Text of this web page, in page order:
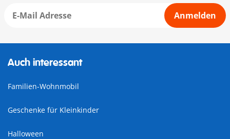
Anmelden
Auch interessant
Familien-Wohnmobil
Geschenke für Kleinkinder
Halloween